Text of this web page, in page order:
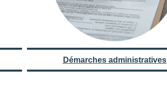
Démarches administratives